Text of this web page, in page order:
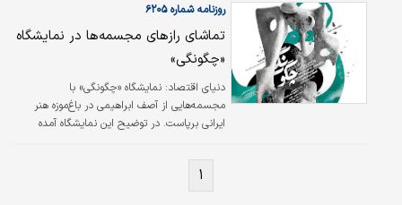
روزنامه شماره ۶۲۰۵
تماشای رازهای مجسمه‌ها در نمایشگاه
«چگونگی»
دنیای اقتصاد: نمایشگاه «چگونگی» با
مجسمه‌هایی از آصف ابراهیمی در باغ‌موزه هنر
ایرانی برپاست. در توضیح این نمایشگاه آمده
نیست. مجسمه‌ها هم این را فهمیده‌اند و دارند
فقط و فقط درباره خودشان حرف می‌زنند و بس.
۱